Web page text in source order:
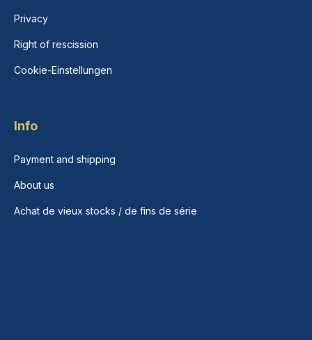
Privacy
Right of rescission
Cookie-Einstellungen
Info
Payment and shipping
About us
Achat de vieux stocks / de fins de série